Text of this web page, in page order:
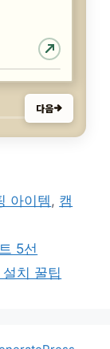
다음
아이템, 캠
5선
치 꿀팁